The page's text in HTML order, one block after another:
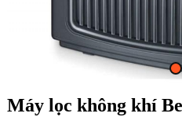
Máy lọc không khí